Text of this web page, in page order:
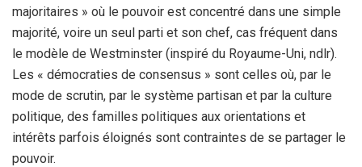
majoritaires » où le pouvoir est concentré dans une simple
majorité, voire un seul parti et son chef, cas fréquent dans
le modèle de Westminster (inspiré du Royaume-Uni, ndlr).
Les « démocraties de consensus » sont celles où, par le
mode de scrutin, par le système partisan et par la culture
politique, des familles politiques aux orientations et
intérêts parfois éloignés sont contraintes de se partager le
pouvoir.